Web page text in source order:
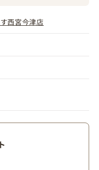
西宮今津店